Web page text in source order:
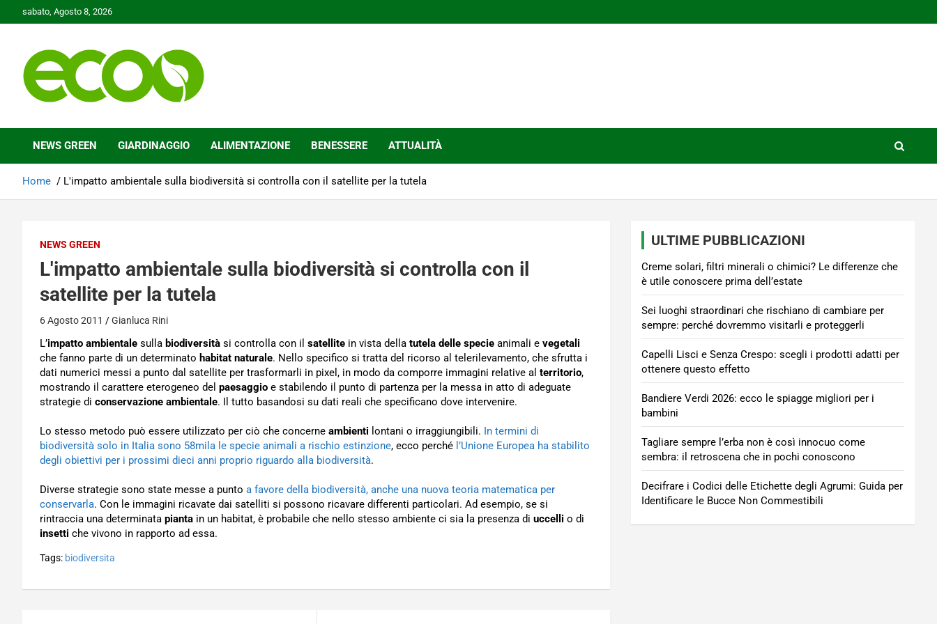
to
sabato, Agosto 8, 2026
Ecoo.it
NEWS GREEN GIARDINAGGIO ALIMENTAZIONE BENESSERE ATTUALITÀ
Home L'impatto ambientale sulla biodiversità si controlla con il satellite per la tutela
NEWS GREEN
L'impatto ambientale sulla biodiversità si controlla con il
satellite per la tutela
6 Agosto 2011 Gianluca Rini
L’impatto ambientale sulla biodiversità si controlla con il satellite in vista della tutela delle specie animali e vegetali
che fanno parte di un determinato habitat naturale. Nello specifico si tratta del ricorso al telerilevamento, che sfrutta i
dati numerici messi a punto dal satellite per trasformarli in pixel, in modo da comporre immagini relative al territorio,
mostrando il carattere eterogeneo del paesaggio e stabilendo il punto di partenza per la messa in atto di adeguate
strategie di conservazione ambientale. Il tutto basandosi su dati reali che specificano dove intervenire.
Lo stesso metodo può essere utilizzato per ciò che concerne ambienti lontani o irraggiungibili. In termini di
biodiversità solo in Italia sono 58mila le specie animali a rischio estinzione, ecco perché l’Unione Europea ha stabilito
degli obiettivi per i prossimi dieci anni proprio riguardo alla biodiversità.
Diverse strategie sono state messe a punto a favore della biodiversità, anche una nuova teoria matematica per
conservarla. Con le immagini ricavate dai satelliti si possono ricavare differenti particolari. Ad esempio, se si
rintraccia una determinata pianta in un habitat, è probabile che nello stesso ambiente ci sia la presenza di uccelli o di
insetti che vivono in rapporto ad essa.
Tags: biodiversita
ULTIME PUBBLICAZIONI
Creme solari, filtri minerali o chimici? Le differenze che
è utile conoscere prima dell’estate
Sei luoghi straordinari che rischiano di cambiare per
sempre: perché dovremmo visitarli e proteggerli
Capelli Lisci e Senza Crespo: scegli i prodotti adatti per
ottenere questo effetto
Bandiere Verdi 2026: ecco le spiagge migliori per i
bambini
Tagliare sempre l’erba non è così innocuo come
sembra: il retroscena che in pochi conoscono
Decifrare i Codici delle Etichette degli Agrumi: Guida per
Identificare le Bucce Non Commestibili